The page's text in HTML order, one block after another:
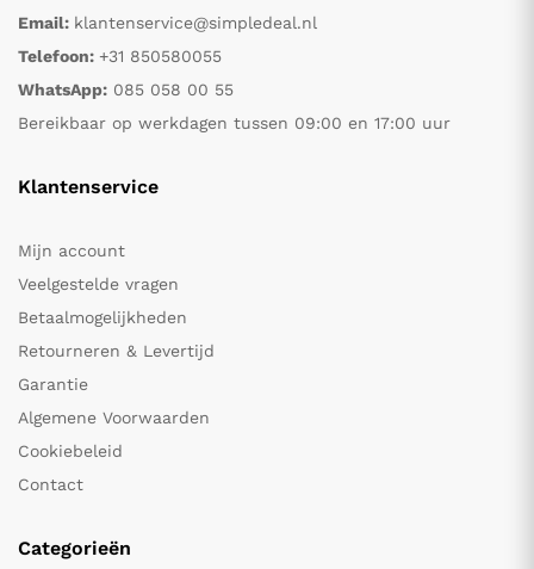
Email: klantenservice@simpledeal.nl
Telefoon: +31 850580055
WhatsApp: 085 058 00 55
Bereikbaar op werkdagen tussen 09:00 en 17:00 uur
Klantenservice
Mijn account
Veelgestelde vragen
Betaalmogelijkheden
Retourneren & Levertijd
Garantie
Algemene Voorwaarden
Cookiebeleid
Contact
Categorieën